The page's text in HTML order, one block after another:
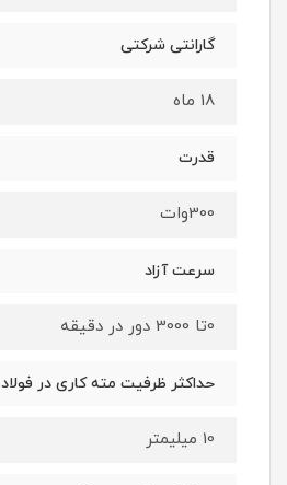
گارانتی شرکتی
18 ماه
قدرت
300وات
سرعت آزاد
0تا 3000 دور در دقیقه
حداکثر ظرفیت مته کاری در فولاد
10 میلیمتر